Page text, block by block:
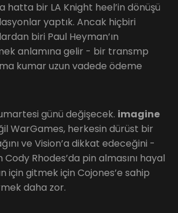
hatta bir LA Knight heel’in dönüşü
yaptık. Ancak hiçbiri
biri Paul Heyman’ın
anlamına gelir - bir transmp
kumar uzun vadede ödeme
günü değişecek. imagine
WarGames, herkesin dürüst bir
ve Vision’a dikkat edeceğini -
Cody Rhodes’da pin almasını hayal
için gitmek için Cojones’e sahip
daha zor.